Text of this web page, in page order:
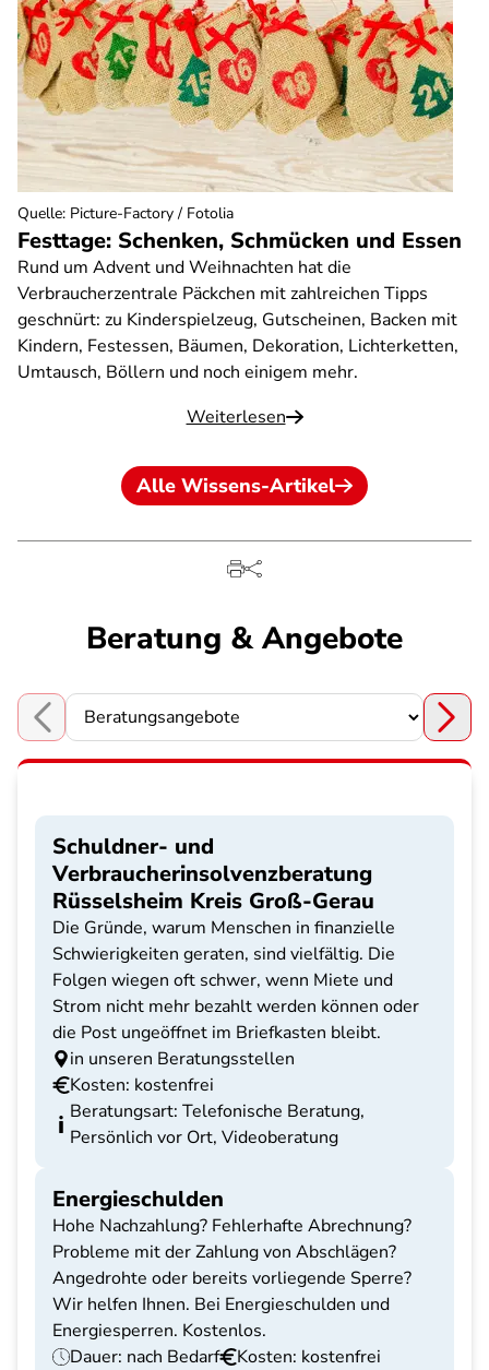
Festtage: Schenken, Schmücken und Essen
Rund um Advent und Weihnachten hat die
Verbraucherzentrale Päckchen mit zahlreichen Tipps
geschnürt: zu Kinderspielzeug, Gutscheinen, Backen mit
Kindern, Festessen, Bäumen, Dekoration, Lichterketten,
Umtausch, Böllern und noch einigem mehr.
Weiterlesen
Quelle: Picture-Factory / Fotolia
Alle Wissens-Artikel
Beratung & Angebote
Choose a section
Schuldner- und
Verbraucherinsolvenzberatung
Rüsselsheim Kreis Groß-Gerau
Die Gründe, warum Menschen in finanzielle
Schwierigkeiten geraten, sind vielfältig. Die
Folgen wiegen oft schwer, wenn Miete und
Strom nicht mehr bezahlt werden können oder
die Post ungeöffnet im Briefkasten bleibt.
in unseren Beratungsstellen
Kosten: kostenfrei
Beratungsart: Telefonische Beratung,
Persönlich vor Ort, Videoberatung
Energieschulden
Hohe Nachzahlung? Fehlerhafte Abrechnung?
Probleme mit der Zahlung von Abschlägen?
Angedrohte oder bereits vorliegende Sperre?
Wir helfen Ihnen. Bei Energieschulden und
Energiesperren. Kostenlos.
Dauer: nach Bedarf
Kosten: kostenfrei